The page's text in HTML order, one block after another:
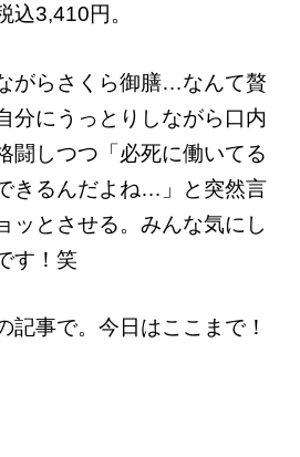
込3,410円。
がらさくら御膳…なんて贅
分にうっとりしながら口内
闘しつつ「必死に働いてる
きるんだよね…」と突然言
ッとさせる。みんな気にし
す！笑
記事で。今日はここまで！